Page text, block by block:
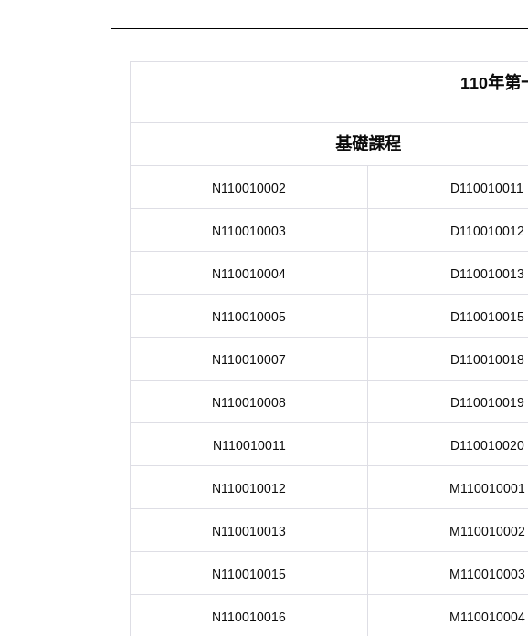
110年第
基礎課程
N110010002 D110010011
N110010003 D110010012
N110010004 D110010013
N110010005 D110010015
N110010007 D110010018
N110010008 D110010019
N110010011 D110010020
N110010012 M110010001
N110010013 M110010002
N110010015 M110010003
N110010016 M110010004